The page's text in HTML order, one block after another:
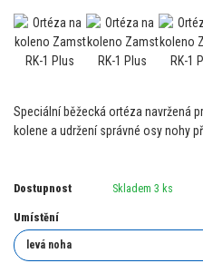
Speciální běžecká ortéza navržená
kolene a udržení správné osy nohy
Dostupnost Skladem 3 ks
Umístění